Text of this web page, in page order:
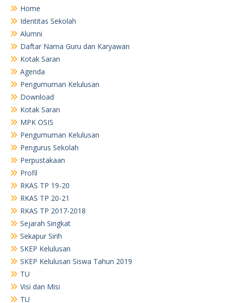
Home
Identitas Sekolah
Alumni
Daftar Nama Guru dan Karyawan
Kotak Saran
Agenda
Pengumuman Kelulusan
Download
Kotak Saran
MPK OSIS
Pengumuman Kelulusan
Pengurus Sekolah
Perpustakaan
Profil
RKAS TP 19-20
RKAS TP 20-21
RKAS TP 2017-2018
Sejarah Singkat
Sekapur Sirih
SKEP Kelulusan
SKEP Kelulusan Siswa Tahun 2019
TU
Visi dan Misi
TU